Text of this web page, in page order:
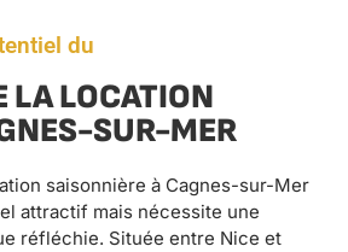
du
LA LOCATION
SUR-MER
saisonnière à Cagnes-sur-Mer
attractif mais nécessite une
réfléchie. Située entre Nice et